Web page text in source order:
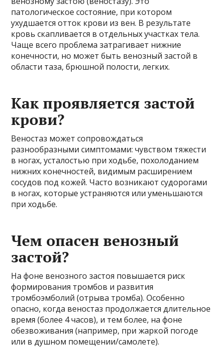
патологическое состояние, при котором
ухудшается отток крови из вен. В результате
кровь скапливается в отдельных участках тела.
Чаще всего проблема затрагивает нижние
конечности, но может быть венозный застой в
области таза, брюшной полости, легких.
Как проявляется застой
крови?
Веностаз может сопровождаться
разнообразными симптомами: чувством тяжести
в ногах, усталостью при ходьбе, похолоданием
нижних конечностей, видимым расширением
сосудов под кожей. Часто возникают судорогами
в ногах, которые устраняются или уменьшаются
при ходьбе.
Чем опасен венозный
застой?
На фоне венозного застоя повышается риск
формирования тромбов и развития
тромбоэмболий (отрыва тромба). Особенно
опасно, когда веностаз продолжается длительное
время (более 4 часов), и тем более, на фоне
обезвоживания (например, при жаркой погоде
или в душном помещении/самолете).